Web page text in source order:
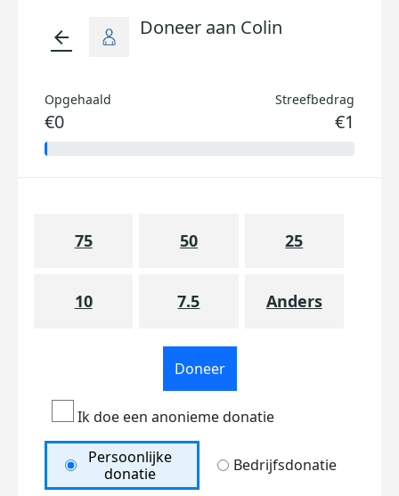
arrow_back Doneer aan Colin
Opgehaald
€0
Streefbedrag
€1
75 50 25
10 7.5 Anders
Doneer
Ik doe een anonieme donatie
Persoonlijke
donatie
Bedrijfsdonatie